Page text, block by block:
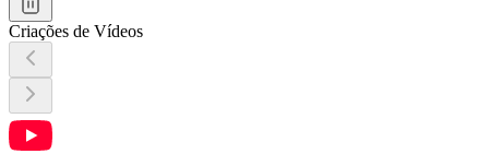
Criações de Vídeos